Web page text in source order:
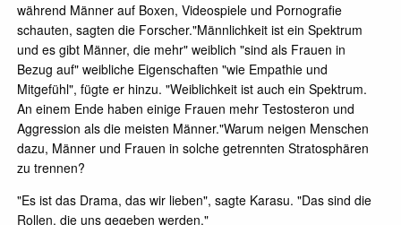
während Männer auf Boxen, Videospiele und Pornografie
schauten, sagten die Forscher."Männlichkeit ist ein Spektrum
und es gibt Männer, die mehr" weiblich "sind als Frauen in
Bezug auf" weibliche Eigenschaften "wie Empathie und
Mitgefühl", fügte er hinzu. "Weiblichkeit ist auch ein Spektrum.
An einem Ende haben einige Frauen mehr Testosteron und
Aggression als die meisten Männer."Warum neigen Menschen
dazu, Männer und Frauen in solche getrennten Stratosphären
zu trennen?
"Es ist das Drama, das wir lieben", sagte Karasu. "Das sind die
Rollen, die uns gegeben werden."